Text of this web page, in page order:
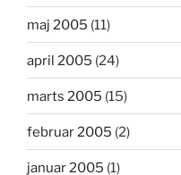
maj 2005 (11)
april 2005 (24)
marts 2005 (15)
februar 2005 (2)
januar 2005 (1)